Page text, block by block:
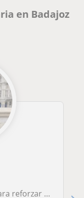
en Badajoz
el aprendizaje de los alumnos.